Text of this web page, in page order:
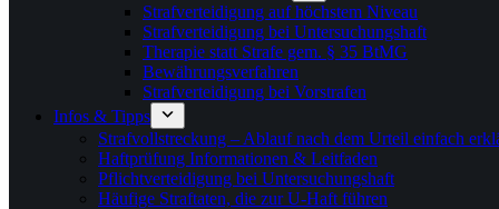
Strafverteidigung auf höchstem Niveau
Strafverteidigung bei Untersuchungshaft
Therapie statt Strafe gem. § 35 BtMG
Bewährungsverfahren
Strafverteidigung bei Vorstrafen
Infos & Tipps
Strafvollstreckung – Ablauf nach dem Urteil einfach
Haftprüfung Informationen & Leitfaden
Pflichtverteidigung bei Untersuchungshaft
Häufige Straftaten, die zur U-Haft führen